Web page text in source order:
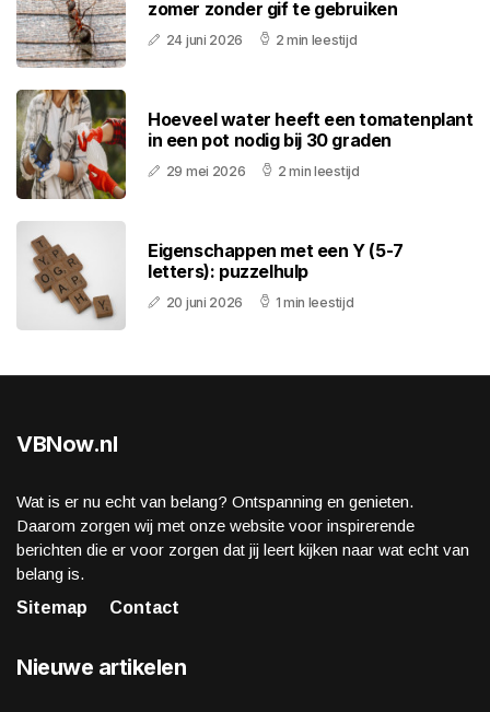
zomer zonder gif te gebruiken
24 juni 2026 2 min leestijd
Hoeveel water heeft een tomatenplant
in een pot nodig bij 30 graden
29 mei 2026 2 min leestijd
Eigenschappen met een Y (5-7
letters): puzzelhulp
20 juni 2026 1 min leestijd
VBNow.nl
Wat is er nu echt van belang? Ontspanning en genieten.
Daarom zorgen wij met onze website voor inspirerende
berichten die er voor zorgen dat jij leert kijken naar wat echt van
belang is.
Sitemap
Contact
Nieuwe artikelen